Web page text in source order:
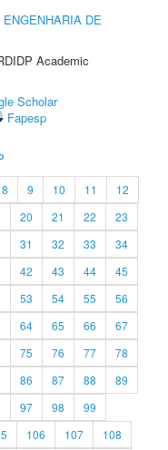
DE
Academic
Scholar
Fapesp
8 9 10 11
12
20 21 22
23
31 32 33
34
42 43 44
45
53 54 55
56
64 65 66
67
75 76 77
78
86 87 88
89
97 98
99
106 107
108